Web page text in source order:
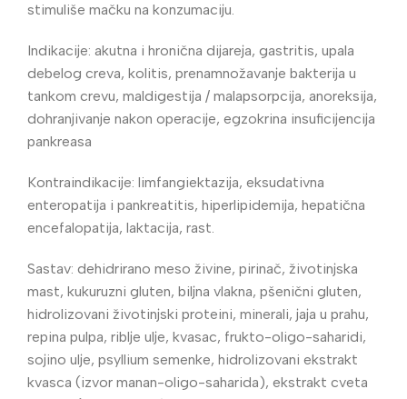
stimuliše mačku na konzumaciju.
Indikacije: akutna i hronična dijareja, gastritis, upala
debelog creva, kolitis, prenamnožavanje bakterija u
tankom crevu, maldigestija / malapsorpcija, anoreksija,
dohranjivanje nakon operacije, egzokrina insuficijencija
pankreasa
Kontraindikacije: limfangiektazija, eksudativna
enteropatija i pankreatitis, hiperlipidemija, hepatična
encefalopatija, laktacija, rast.
Sastav: dehidrirano meso živine, pirinač, životinjska
mast, kukuruzni gluten, biljna vlakna, pšenični gluten,
hidrolizovani životinjski proteini, minerali, jaja u prahu,
repina pulpa, riblje ulje, kvasac, frukto-oligo-saharidi,
sojino ulje, psyllium semenke, hidrolizovani ekstrakt
kvasca (izvor manan-oligo-saharida), ekstrakt cveta